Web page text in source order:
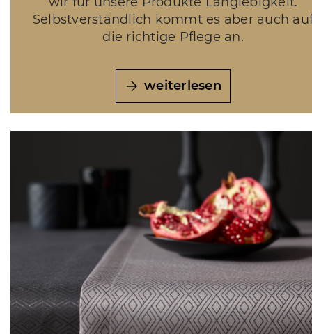
Selbstverständlich kommt es aber auch
die richtige Pflege an.
weiterlesen